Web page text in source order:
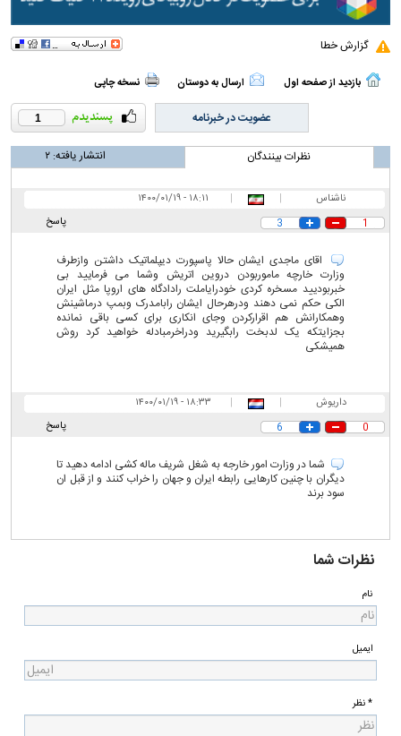
گزارش خطا
بازدید از صفحه اول ارسال به دوستان نسخه چاپی
1 عضویت در خبرنامه
نظرات بینندگان انتشار یافته:۲
ناشناس |
|
۱۸:۱۱ - ۱۴۰۰/۰۱/۱۹
پاسخ
1
3
اقای ماجدی ایشان حالا پاسپورت دیپلماتیک داشتن وازطرف
وزارت خارچه ماموربودن دروین اتریش وشما می فرمایید بی
خبربودیید مسخره کردی خودرایاملت رادادگاه های اروپا مثل ایران
الکی حکم نمی دهند ودرهرحال ایشان رابامدرک وبمپ درماشینش
وهمکارانش هم اقرارکردن وجای انکاری برای کسی باقی نمانده
بجزایتکه یک لدبخت رابگیرید ودراخرمبادله خواهید کرد روش
همیشکی
داریوش |
|
۱۸:۳۳ - ۱۴۰۰/۰۱/۱۹
پاسخ
0
6
شما در وزارت امور خارجه به شغل شریف ماله کشی ادامه دهید تا
دیگران با چنین کارهایی رابطه ایران و جهان را خراب کنند و از قبل ان
سود برند
نظرات شما
نام
ایمیل
* نظر